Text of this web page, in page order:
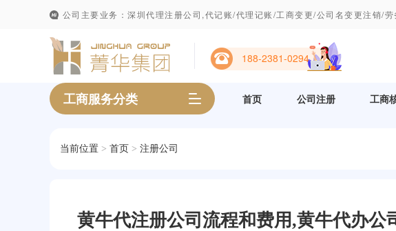
公司主要业务：深圳代理注册公司,代记账/代理记账/工商变更/公司名变更注销/
188-2381-0294
工商服务分类 首页 公司注册 工商
当前位置 > 首页 > 注册公司
黄牛代注册公司流程和费用,黄牛代办公